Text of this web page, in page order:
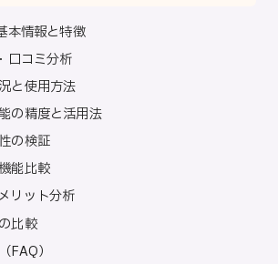
本情報と特徴
口コミ分析
と使用方法
の精度と活用法
の検証
能比較
リット分析
比較
FAQ）